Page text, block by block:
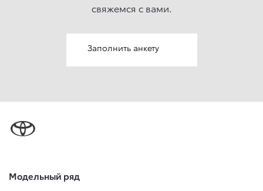
свяжемcя с вами.
Заполнить анкету
Модельный ряд